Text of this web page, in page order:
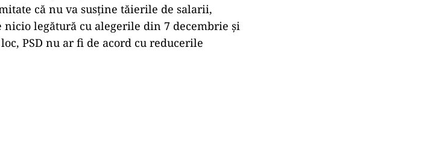
că nu va susține tăierile de salarii,
nicio legătură cu alegerile din 7 decembrie și
PSD nu ar fi de acord cu reducerile